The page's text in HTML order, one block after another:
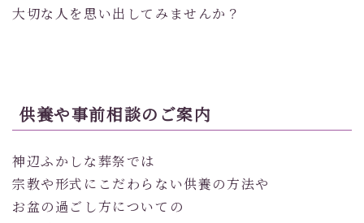
大切な人を思い出してみませんか？
供養や事前相談のご案内
神辺ふかしな葬祭では
宗教や形式にこだわらない供養の方法や
お盆の過ごし方についての